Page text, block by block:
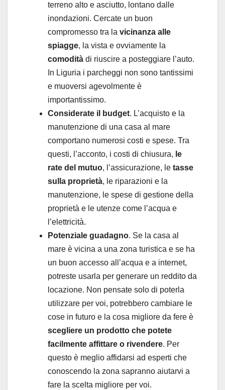
terreno alto e asciutto, lontano dalle
inondazioni. Cercate un buon
compromesso tra la vicinanza alle
spiagge, la vista e ovviamente la
comodità di riuscire a posteggiare l’auto.
In Liguria i parcheggi non sono tantissimi
e muoversi agevolmente è
importantissimo.
Considerate il budget. L’acquisto e la
manutenzione di una casa al mare
comportano numerosi costi e spese. Tra
questi, l’acconto, i costi di chiusura, le
rate del mutuo, l’assicurazione, le tasse
sulla proprietà, le riparazioni e la
manutenzione, le spese di gestione della
proprietà e le utenze come l’acqua e
l’elettricità.
Potenziale guadagno. Se la casa al
mare è vicina a una zona turistica e se ha
un buon accesso all’acqua e a internet,
potreste usarla per generare un reddito da
locazione. Non pensate solo di poterla
utilizzare per voi, potrebbero cambiare le
cose in futuro e la cosa migliore da fere è
scegliere un prodotto che potete
facilmente affittare o rivendere. Per
questo è meglio affidarsi ad esperti che
conoscendo la zona sapranno aiutarvi a
fare la scelta migliore per voi.